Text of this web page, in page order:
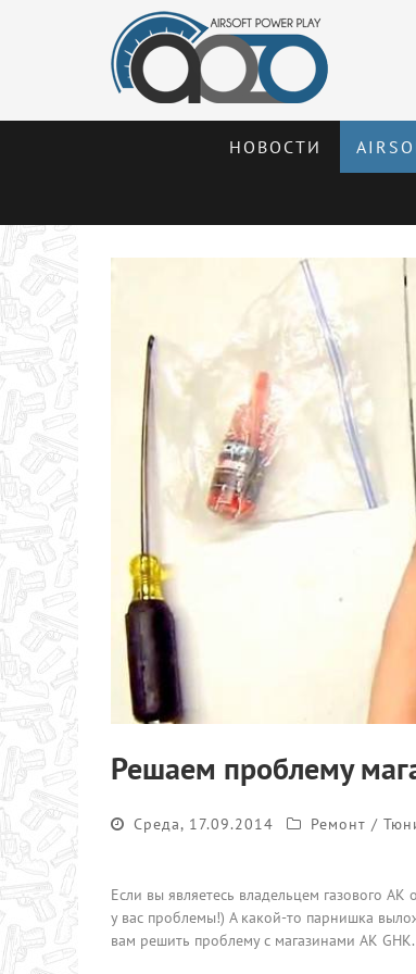
НОВОСТИ
Решаем проблему
Среда, 17.09.2014 Ремонт /
Если вы являетесь владельцем газового
у вас проблемы!) А какой-то парнишка
вам решить проблему с магазинами АК